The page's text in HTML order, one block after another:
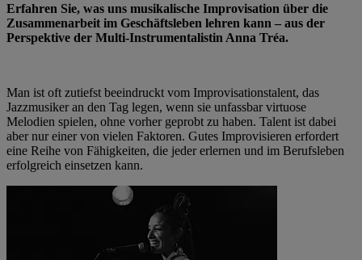
Erfahren Sie, was uns musikalische Improvisation über die
Zusammenarbeit im Geschäftsleben lehren kann – aus der
Perspektive der Multi-Instrumentalistin Anna Tréa.
Man ist oft zutiefst beeindruckt vom Improvisationstalent, das
Jazzmusiker an den Tag legen, wenn sie unfassbar virtuose
Melodien spielen, ohne vorher geprobt zu haben. Talent ist dabei
aber nur einer von vielen Faktoren. Gutes Improvisieren erfordert
eine Reihe von Fähigkeiten, die jeder erlernen und im Berufsleben
erfolgreich einsetzen kann.